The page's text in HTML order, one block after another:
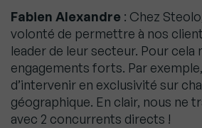
Fabien Alexandre : Chez
volonté de permettre à nos
leader de leur secteur. Pour cela
engagements forts. Par
d’intervenir en exclusivité sur
géographique. En clair, nous ne
avec 2 concurrents directs !